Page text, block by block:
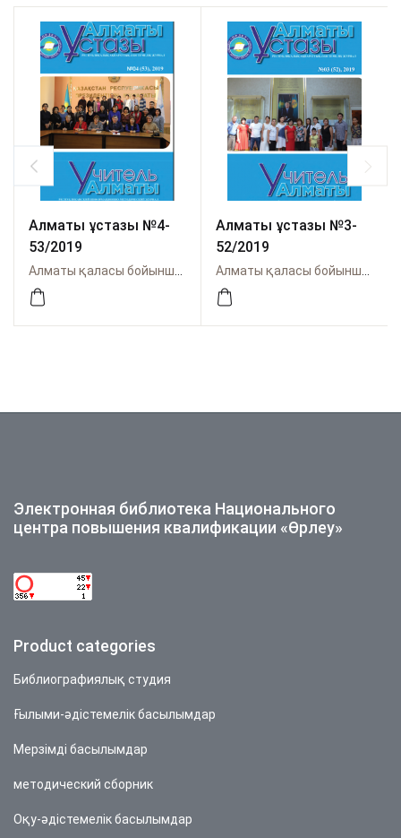
Алматы ұстазы №4-
53/2019
Алматы ұстазы №3-
52/2019
Электронная библиотека Национального
центра повышения квалификации «Өрлеу»
Product categories
Библиографиялық студия
Ғылыми-әдістемелік басылымдар
Мерзімді басылымдар
методический сборник
Оқу-әдістемелік басылымдар